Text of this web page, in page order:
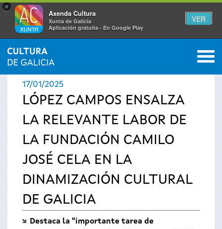
×
Axenda Cultura
Xunta de Galicia
Aplicación gratuíta - En Google Play
VER
Se
encuentra
usted
aquí
INICIO › ACTUALIDAD 0
17/01/2025
LÓPEZ CAMPOS ENSALZA
LA RELEVANTE LABOR DE
LA FUNDACIÓN CAMILO
JOSÉ CELA EN LA
DINAMIZACIÓN CULTURAL
DE GALICIA
Destaca la "importante tarea de